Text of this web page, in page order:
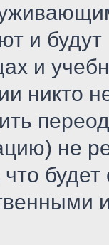
и
и
никто
не
что